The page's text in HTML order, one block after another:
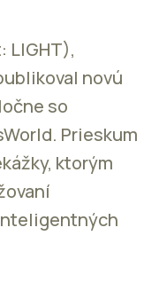
LIGHT),
novú
so
Prieskum
ktorým